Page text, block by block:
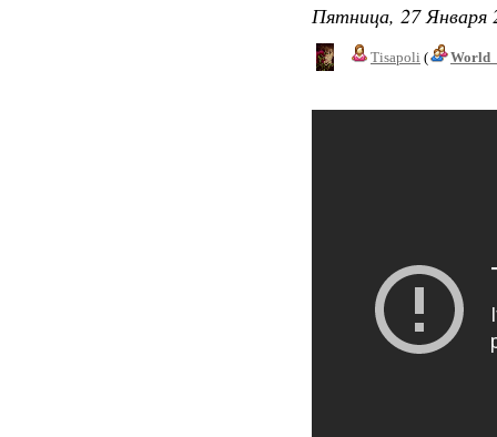
Пятница, 27 Января
Tisapoli (